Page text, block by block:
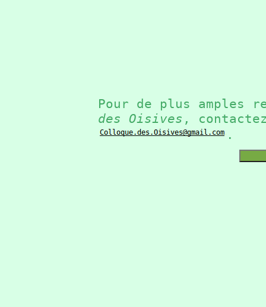
Pour de plus amples
des Oisives ,
.